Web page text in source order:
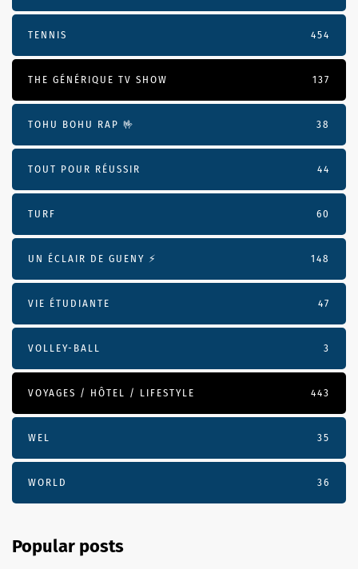
TENNIS 454
THE GÉNÉRIQUE TV SHOW 137
TOHU BOHU RAP 🤟 38
TOUT POUR RÉUSSIR 44
TURF 60
UN ÉCLAIR DE GUENY ⚡️ 148
VIE ÉTUDIANTE 47
VOLLEY-BALL 3
VOYAGES / HÔTEL / LIFESTYLE 443
WEL 35
WORLD 36
Popular posts